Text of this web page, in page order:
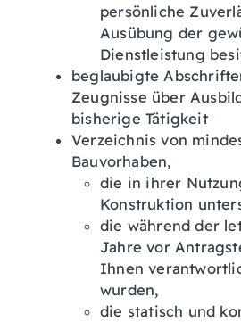
persönliche
Ausübung der
Dienstleistung
beglaubigte
Zeugnisse über
bisherige Tätigkeit
Verzeichnis von
Bauvorhaben,
die in ihrer
Konstruktion
die während der
Jahre vor
Ihnen
wurden,
die statisch und